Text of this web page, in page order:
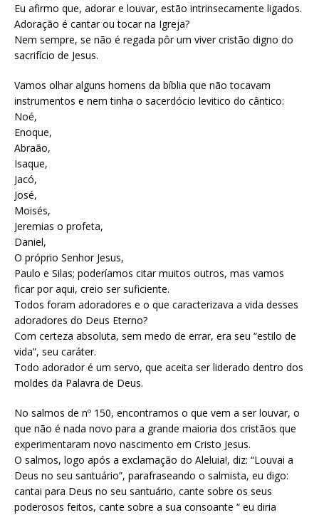
Eu afirmo que, adorar e louvar, estão intrinsecamente ligados.
Adoração é cantar ou tocar na Igreja?
Nem sempre, se não é regada pôr um viver cristão digno do
sacrifício de Jesus.
Vamos olhar alguns homens da bíblia que não tocavam
instrumentos e nem tinha o sacerdócio levitico do cântico:
Noé,
Enoque,
Abraão,
Isaque,
Jacó,
José,
Moisés,
Jeremias o profeta,
Daniel,
O próprio Senhor Jesus,
Paulo e Silas; poderíamos citar muitos outros, mas vamos
ficar por aqui, creio ser suficiente.
Todos foram adoradores e o que caracterizava a vida desses
adoradores do Deus Eterno?
Com certeza absoluta, sem medo de errar, era seu “estilo de
vida”, seu caráter.
Todo adorador é um servo, que aceita ser liderado dentro dos
moldes da Palavra de Deus.
No salmos de nº 150, encontramos o que vem a ser louvar, o
que não é nada novo para a grande maioria dos cristãos que
experimentaram novo nascimento em Cristo Jesus.
O salmos, logo após a exclamação do Aleluia!, diz: “Louvai a
Deus no seu santuário”, parafraseando o salmista, eu digo:
cantai para Deus no seu santuário, cante sobre os seus
poderosos feitos, cante sobre a sua consoante “ eu diria